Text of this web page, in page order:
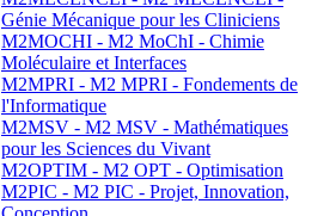
Génie Mécanique pour les Cliniciens
M2MOCHI - M2 MoChI - Chimie
Moléculaire et Interfaces
M2MPRI - M2 MPRI - Fondements de
l'Informatique
M2MSV - M2 MSV - Mathématiques
pour les Sciences du Vivant
M2OPTIM - M2 OPT - Optimisation
M2PIC - M2 PIC - Projet, Innovation,